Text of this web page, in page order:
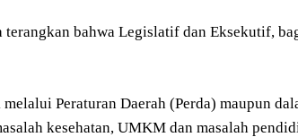
bahwa Legislatif dan Eksekutif,
Peraturan Daerah (Perda) maupun
kesehatan, UMKM dan masalah